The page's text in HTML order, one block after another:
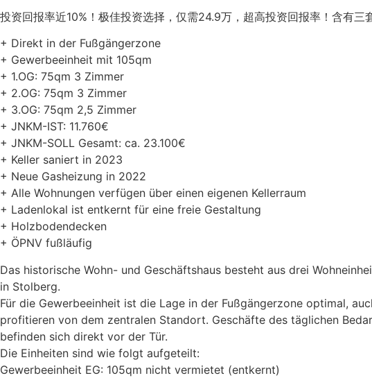
投资回报率近10%！极佳投资选择，仅需24.9万，超高投资回报率！含有三
+ Direkt in der Fußgängerzone
+ Gewerbeeinheit mit 105qm
+ 1.OG: 75qm 3 Zimmer
+ 2.OG: 75qm 3 Zimmer
+ 3.OG: 75qm 2,5 Zimmer
+ JNKM-IST: 11.760€
+ JNKM-SOLL Gesamt: ca. 23.100€
+ Keller saniert in 2023
+ Neue Gasheizung in 2022
+ Alle Wohnungen verfügen über einen eigenen Kellerraum
+ Ladenlokal ist entkernt für eine freie Gestaltung
+ Holzbodendecken
+ ÖPNV fußläufig
Das historische Wohn- und Geschäftshaus besteht aus drei
in Stolberg.
Für die Gewerbeeinheit ist die Lage in der Fußgängerzone optimal,
profitieren von dem zentralen Standort. Geschäfte des täglichen
befinden sich direkt vor der Tür.
Die Einheiten sind wie folgt aufgeteilt:
Gewerbeeinheit EG: 105qm nicht vermietet (entkernt)